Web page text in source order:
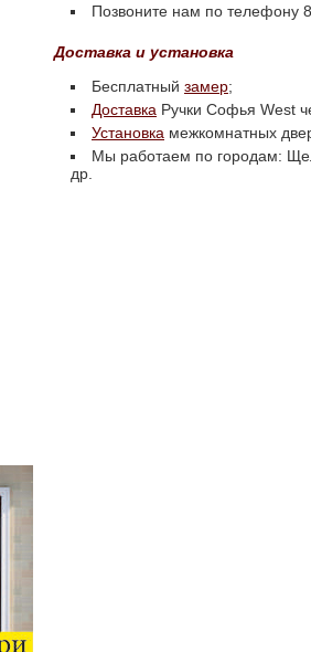
Позвоните нам по телефону
Доставка и установка
Бесплатный замер;
Доставка Ручки Софья West
Установка межкомнатных
Мы работаем по городам:
др.